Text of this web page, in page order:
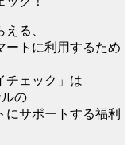
る、
ートに利用するため
チェック」は
の
サポートする福利